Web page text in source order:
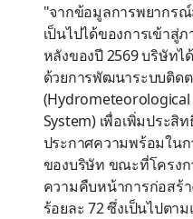
"จากข้อมูลการพยากร
เป็นไปได้ของการเข้าสู่
หลังของปี 2569 บริษัท
ด้วยการพัฒนาระบบติ
System) เพื่อเพิ่มประ
ประกาศความพร้อมใน
ของบริษัท ขณะที่โครงก
ความคืบหน้าการก่อสร้
ร้อยละ 72 ซึ่งเป็นไปตา